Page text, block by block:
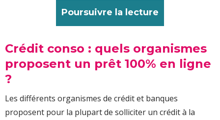
Poursuivre la lecture
Crédit conso : quels organismes
proposent un prêt 100% en ligne
?
Les différents organismes de crédit et banques
proposent pour la plupart de solliciter un crédit à la